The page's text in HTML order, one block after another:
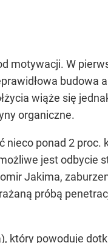
motywacji. W
budowa
wiąże się
organiczne.
nieco ponad 2 proc.
jest odbycie
Jakima,
próbą
który powoduje